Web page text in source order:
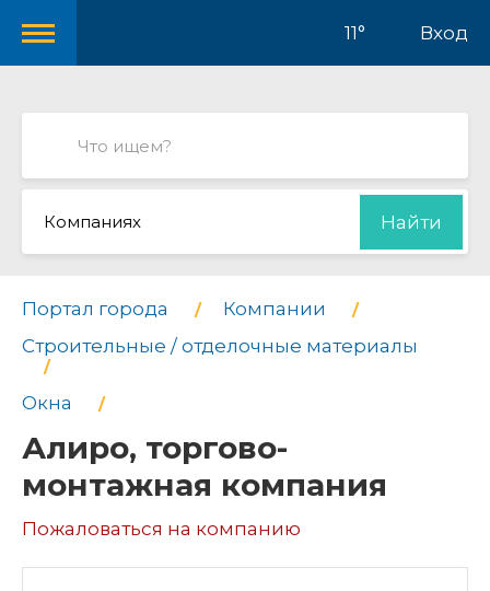
11° Вход
Компаниях Найти
Портал города
Компании
Строительные / отделочные материалы
Окна
Алиро, торгово-
монтажная компания
Пожаловаться на компанию